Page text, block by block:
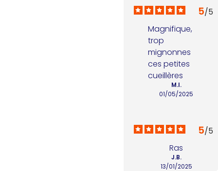
5/5
Magnifique,
trop
mignonnes
ces petites
cueillères
01/05/2025
M.I.
5/5
Ras
13/01/2025
J.B.